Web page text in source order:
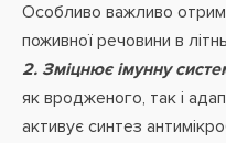
Особливо важливо
поживної речовини в
2. Зміцнює імунну
як вродженого, так і
активує синтез